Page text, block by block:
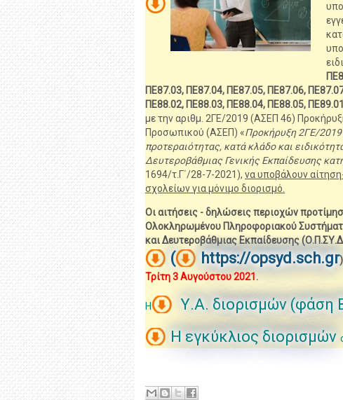
ΠΕ87.03, ΠΕ87.04, ΠΕ87.05, ΠΕ87.06,
ΠΕ88.02, ΠΕ88.03, ΠΕ88.04, ΠΕ88.05,
με την αριθμ. 2ΓΕ/2019 (ΑΣΕΠ 46)
Προσωπικού (ΑΣΕΠ) «Προκήρυξη 2ΓΕ/2019
προτεραιότητας, κατά κλάδο και
Δευτεροβάθμιας Γενικής Εκπαίδευσης
1694/τ.Γ΄/28-7-2021), να υποβάλουν
σχολείων για μόνιμο διορισμό.
Οι αιτήσεις - δηλώσεις περιοχών
Ολοκληρωμένου Πληροφοριακού
και Δευτεροβάθμιας Εκπαίδευσης
( https://opsyd.sch.gr
Τρίτη 3 Αυγούστου 2021 .
Η Υ.Α. διορισμών (φάση
Η εγκύκλιος διορισμών